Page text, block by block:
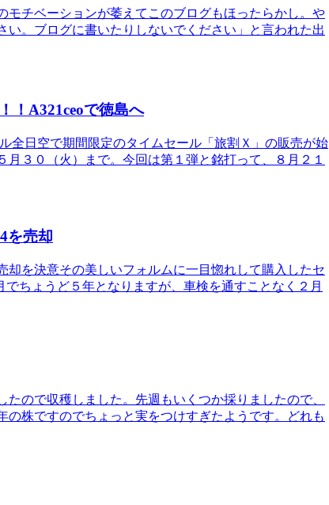
チベーションが萎えてこのブログもほったらかし。や
。ブログに書いたりしないでください」と言われた出
！A321ceoで徳島へ
全日空で期間限定のタイムセール「旅割Ｘ」の販売が始
３０（火）まで。今回は第１弾と銘打って、８月２１
を売却
を決意その美しいフォルムに一目惚れして購入したセ
ちょうど５年となりますが、車検を通すことなく２月
ので収穫しました。先週もいくつか採りましたので、
株ですのでちょっと実をつけすぎたようです。どれも